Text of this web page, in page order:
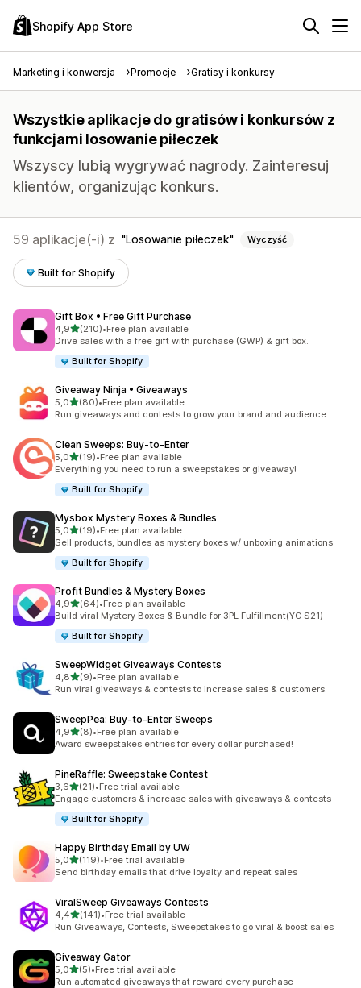
Shopify App Store
Marketing i konwersja Promocje Gratisy i konkursy
Wszystkie aplikacje do gratisów i konkursów z
funkcjami losowanie piłeczek
Wszyscy lubią wygrywać nagrody. Zainteresuj
klientów, organizując konkurs.
59 aplikacje(-i) z Losowanie piłeczek Wyczyść
Built for Shopify
Gift Box • Free Gift Purchase
4,9na 5 gwiazdek
(210)
Łączna liczba recenzji: 210
•Free plan available
Drive sales with a free gift with purchase (GWP) & gift box.
Built for Shopify
Giveaway Ninja • Giveaways
5,0na 5 gwiazdek
(80)
Łączna liczba recenzji: 80
•Free plan available
Run giveaways and contests to grow your brand and audience.
Clean Sweeps: Buy‑to‑Enter
5,0na 5 gwiazdek
(19)
Łączna liczba recenzji: 19
•Free plan available
Everything you need to run a sweepstakes or giveaway!
Built for Shopify
Mysbox Mystery Boxes & Bundles
5,0na 5 gwiazdek
(19)
Łączna liczba recenzji: 19
•Free plan available
Sell products, bundles as mystery boxes w/ unboxing animations
Built for Shopify
Profit Bundles & Mystery Boxes
4,9na 5 gwiazdek
(64)
Łączna liczba recenzji: 64
•Free plan available
Build viral Mystery Boxes & Bundle for 3PL Fulfillment(YC S21)
Built for Shopify
SweepWidget Giveaways Contests
4,8na 5 gwiazdek
(9)
Łączna liczba recenzji: 9
•Free plan available
Run viral giveaways & contests to increase sales & customers.
SweepPea: Buy‑to‑Enter Sweeps
4,9na 5 gwiazdek
(8)
Łączna liczba recenzji: 8
•Free plan available
Award sweepstakes entries for every dollar purchased!
PineRaffle: Sweepstake Contest
3,6na 5 gwiazdek
(21)
Łączna liczba recenzji: 21
•Free trial available
Engage customers & increase sales with giveaways & contests
Built for Shopify
Happy Birthday Email by UW
5,0na 5 gwiazdek
(119)
Łączna liczba recenzji: 119
•Free trial available
Send birthday emails that drive loyalty and repeat sales
ViralSweep Giveaways Contests
4,4na 5 gwiazdek
(141)
Łączna liczba recenzji: 141
•Free trial available
Run Giveaways, Contests, Sweepstakes to go viral & boost sales
Giveaway Gator
5,0na 5 gwiazdek
(5)
Łączna liczba recenzji: 5
•Free trial available
Run automated giveaways that reward every purchase